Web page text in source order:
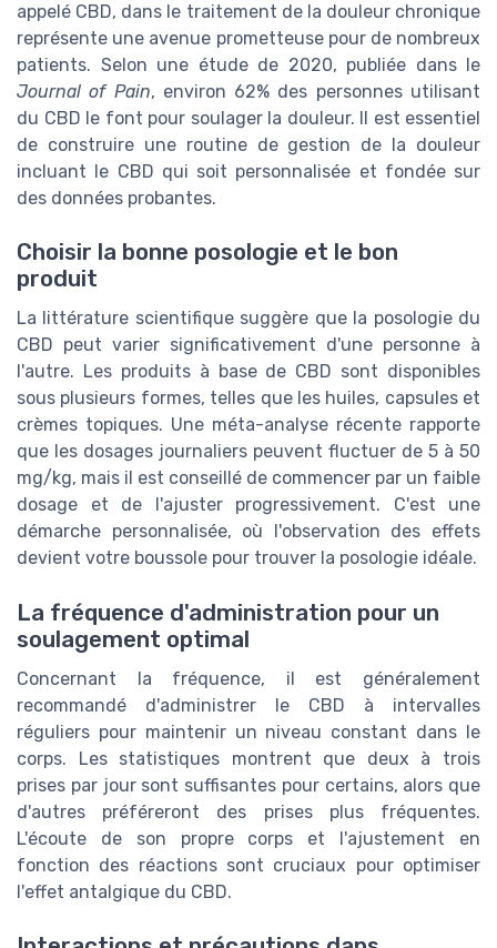
appelé CBD, dans le traitement de la douleur chronique
représente une avenue prometteuse pour de nombreux
patients. Selon une étude de 2020, publiée dans le
Journal of Pain, environ 62% des personnes utilisant
du CBD le font pour soulager la douleur. Il est essentiel
de construire une routine de gestion de la douleur
incluant le CBD qui soit personnalisée et fondée sur
des données probantes.
Choisir la bonne posologie et le bon
produit
La littérature scientifique suggère que la posologie du
CBD peut varier significativement d'une personne à
l'autre. Les produits à base de CBD sont disponibles
sous plusieurs formes, telles que les huiles, capsules et
crèmes topiques. Une méta-analyse récente rapporte
que les dosages journaliers peuvent fluctuer de 5 à 50
mg/kg, mais il est conseillé de commencer par un faible
dosage et de l'ajuster progressivement. C'est une
démarche personnalisée, où l'observation des effets
devient votre boussole pour trouver la posologie idéale.
La fréquence d'administration pour un
soulagement optimal
Concernant la fréquence, il est généralement
recommandé d'administrer le CBD à intervalles
réguliers pour maintenir un niveau constant dans le
corps. Les statistiques montrent que deux à trois
prises par jour sont suffisantes pour certains, alors que
d'autres préféreront des prises plus fréquentes.
L'écoute de son propre corps et l'ajustement en
fonction des réactions sont cruciaux pour optimiser
l'effet antalgique du CBD.